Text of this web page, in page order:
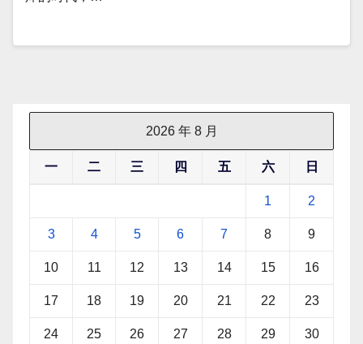
2026 年 8 月
一 二 三 四 五 六 日
1 2
3 4 5 6 7 8 9
10 11 12 13 14 15 16
17 18 19 20 21 22 23
24 25 26 27 28 29 30